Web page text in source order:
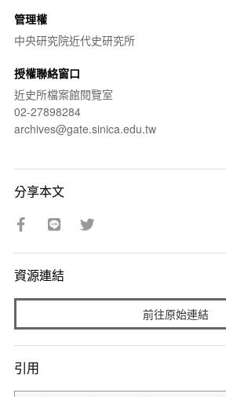
管理權
中央研究院近代史研究所
授權聯絡窗口
近史所檔案館閱覽室
02-27898284
archives@gate.sinica.edu.tw
分享本文
資源連結
前往原始連結
引用